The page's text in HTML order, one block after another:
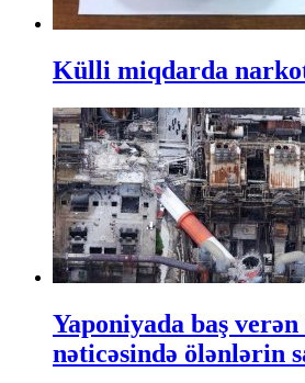
Külli miqdarda
Yaponiyada baş verən
nəticəsində ölənlərin